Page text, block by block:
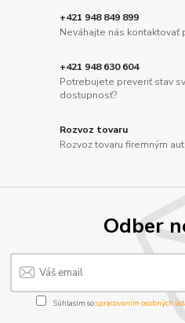
+421 948 849 899
Neváhajte nás
+421 948 630 604
Potrebujete preveriť stav
dostupnosť?
Rozvoz tovaru
Rozvoz tovaru firemným
Odber
Súhlasím sospracovaním osobných